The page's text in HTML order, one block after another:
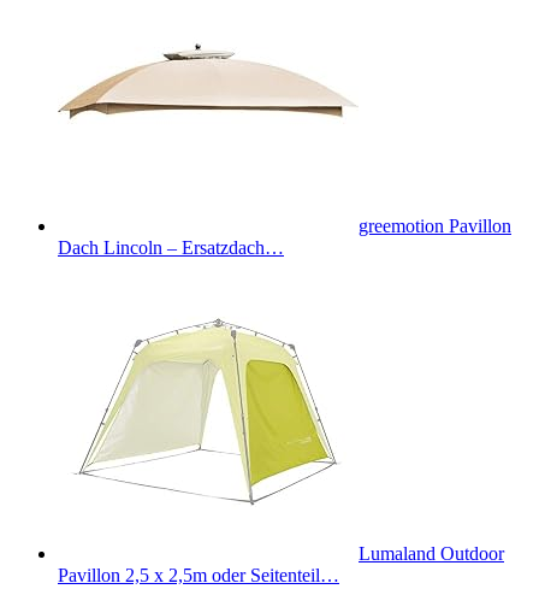
greemotion Pavillon
Dach Lincoln – Ersatzdach…
Lumaland Outdoor
Pavillon 2,5 x 2,5m oder Seitenteil…